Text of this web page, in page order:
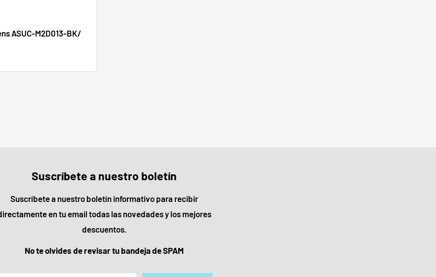
ASUC-M2D013-BK/
Suscríbete a nuestro boletín
Suscríbete a nuestro boletín informativo para recibir
en tu email todas las novedades y los mejores
descuentos.
No te olvides de revisar tu bandeja de SPAM